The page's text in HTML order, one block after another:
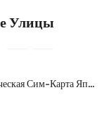
Улицы
Туристическая Сим-Карта Японии 30 ГБ На 180 Дней